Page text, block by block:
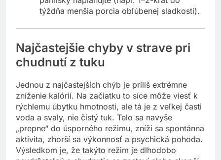
týždňa menšia porcia obľúbenej sladkosti).
Najčastejšie chyby v strave pri
chudnutí z tuku
Jednou z najčastejších chýb je príliš extrémne
zníženie kalórií. Na začiatku to síce môže viesť k
rýchlemu úbytku hmotnosti, ale tá je z veľkej časti
voda a svaly, nie čistý tuk. Telo sa navyše
„prepne“ do úsporného režimu, zníži sa spontánna
aktivita, zhorší sa výkonnosť a psychická pohoda.
Výsledkom je, že takýto režim je dlhodobo